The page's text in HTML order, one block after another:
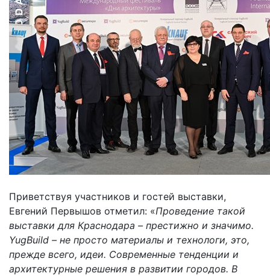
Приветствуя участников и гостей выставки,
Евгений Первышов отметил: «Проведение такой
выставки для Краснодара – престижно и значимо.
YugBuild – не просто материалы и технологи, это,
прежде всего, идеи. Современные тенденции и
архитектурные решения в развитии городов. В